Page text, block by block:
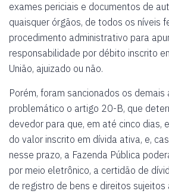
exames periciais e documentos de
quaisquer órgãos, de todos os níveis
procedimento administrativo para
responsabilidade por débito inscrito
União, ajuizado ou não.
Porém, foram sancionados os
problemático o artigo 20-B, que
devedor para que, em até cinco dias,
do valor inscrito em dívida ativa, e,
nesse prazo, a Fazenda Pública
por meio eletrônico, a certidão de
de registro de bens e direitos sujeitos